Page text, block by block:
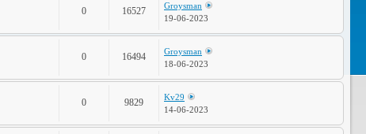
0 16527
Groysman
19-06-2023
0 16494
Groysman
18-06-2023
0 9829
Kv29
14-06-2023